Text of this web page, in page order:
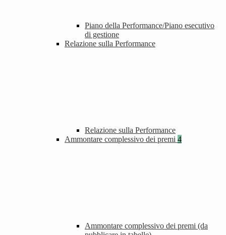
Piano della Performance/Piano esecutivo
di gestione
Relazione sulla Performance
Relazione sulla Performance
Ammontare complessivo dei premi 4
Ammontare complessivo dei premi (da